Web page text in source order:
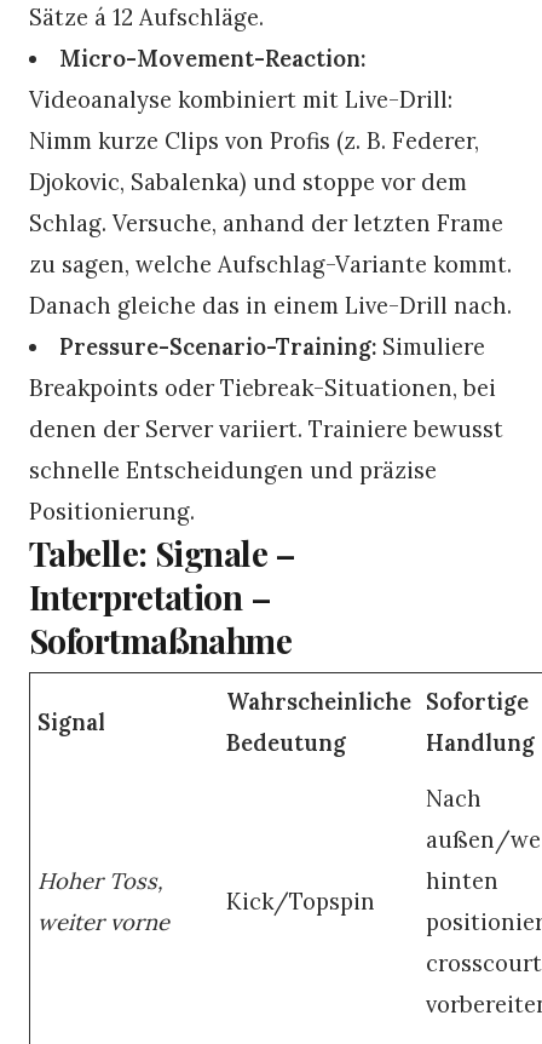
Sätze á 12 Aufschläge.
Micro-Movement-Reaction:
Videoanalyse kombiniert mit Live-Drill:
Nimm kurze Clips von Profis (z. B. Federer,
Djokovic, Sabalenka) und stoppe vor dem
Schlag. Versuche, anhand der letzten Frame
zu sagen, welche Aufschlag-Variante kommt.
Danach gleiche das in einem Live-Drill nach.
Pressure-Scenario-Training: Simuliere
Breakpoints oder Tiebreak-Situationen, bei
denen der Server variiert. Trainiere bewusst
schnelle Entscheidungen und präzise
Positionierung.
Tabelle: Signale –
Interpretation –
Sofortmaßnahme
Signal
Wahrscheinliche
Bedeutung
Sofortige
Handlung
Hoher Toss,
weiter vorne
Kick/Topspin
Nach
außen/
hinten
crosscourt